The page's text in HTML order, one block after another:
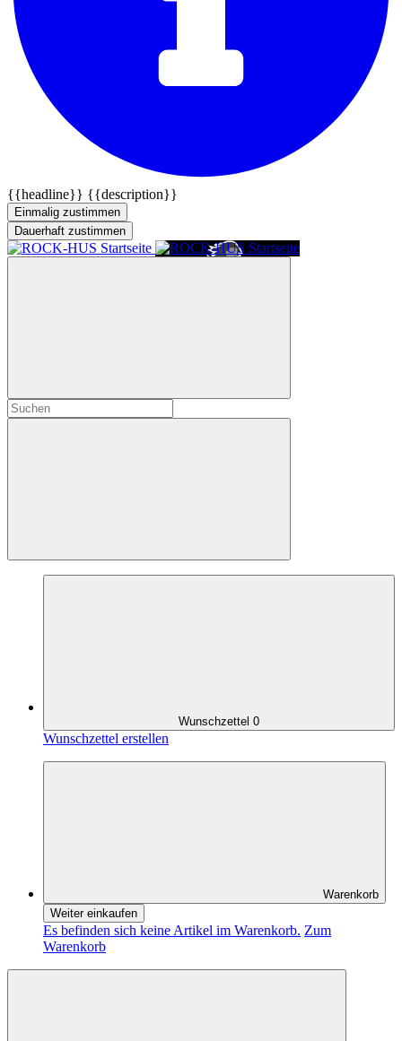
{{headline}} {{description}}
Einmalig zustimmen
Dauerhaft zustimmen
Wunschzettel 0
Wunschzettel erstellen
Warenkorb
Weiter einkaufen
Es befinden sich keine Artikel im Warenkorb. Zum
Warenkorb